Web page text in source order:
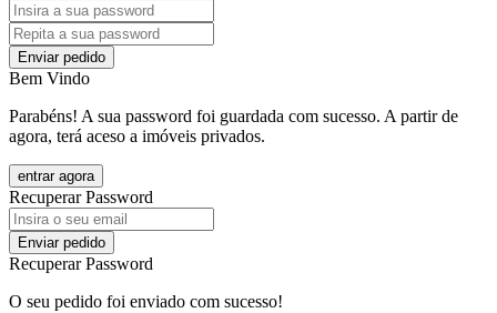
Enviar pedido
Bem Vindo
Parabéns! A sua password foi guardada com sucesso. A partir de
agora, terá aceso a imóveis privados.
entrar agora
Recuperar Password
Enviar pedido
Recuperar Password
O seu pedido foi enviado com sucesso!